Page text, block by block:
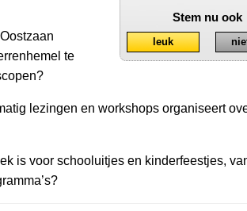
Stem nu ook
leuk
te
lezingen en workshops organiseert
is voor schooluitjes en kinderfeestjes,